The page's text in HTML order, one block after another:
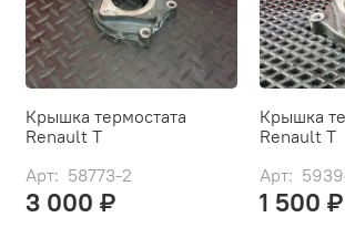
Крышка термостата
Renault T
Арт: 58773-2
3 000 ₽
Крышка
Renault T
Арт:
1 500 ₽